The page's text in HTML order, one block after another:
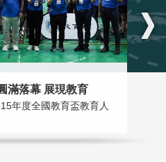
滿落幕 展現教育
年度全國教育盃教育人